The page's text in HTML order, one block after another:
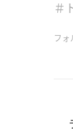
＃
フォ